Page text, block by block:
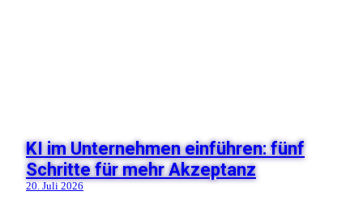
KI im Unternehmen einführen: fünf
Schritte für mehr Akzeptanz
20. Juli 2026